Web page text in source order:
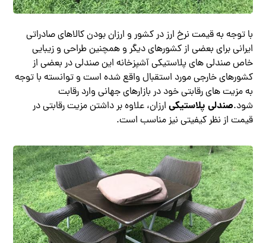
با توجه به قیمت نرخ ارز در کشور و ارزان بودن کالاهای صادراتی
ایرانی برای بعضی از کشورهای دیگر و همچنین طراحی و زیبایی
خاص صندلی های پلاستیکی آشپزخانه این صندلی در بعضی از
کشورهای خارجی مورد استقبال واقع شده است و توانسته با توجه
به مزیت های رقابتی خود در بازارهای جهانی وارد رقابت
شود.صندلی پلاستیکی ارزان، علاوه بر داشتن مزیت رقابتی در
قیمت از نظر کیفیتی نیز مناسب است.